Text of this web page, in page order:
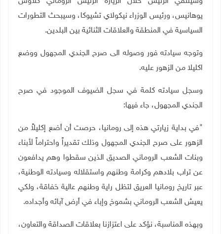
يوهانيس، ورئيس الوزراء نيكولاي تشيوكا، وسيبحث التطورات
السياسية في المنطقة والعلاقات الثنائية بين البلدين.
وتوجه سيادته فور وصوله الى صرح الجندي المجهول ووضع
اكليلا من الزهور عليه.
وسجل سيادته كلمة في سجل الضيوف الموجود في صرح
الجندي المجهول، جاء فيها:
"في بداية زيارتي هذه إلى رومانيا، حرصت أن أضع إكليلاً من
الزهور على صرح الجندي المجهول وذلك تقديراً واحتراماً لأبناء
وبنات الشعب الروماني الصديق الذين سقطوا وهم يدافعون
عن تراب بلادهم وكرامة وطنهم واستقلاله وسيادته الوطنية،
عبر تاريخ رومانيا العريق لتظل راية وطنهم عالية خفاقة، ولكي
يعيش الشعب الروماني بشموخ وإباء في أرض آبائه وأجداده.
وبهذه المناسبة، نؤكد على اعتزازنا بعلاقات الصداقة والتعاون،